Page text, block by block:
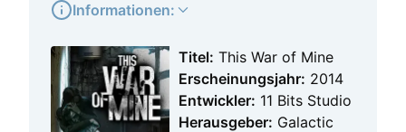
Informationen:
Titel: This War of Mine
Erscheinungsjahr: 2014
Entwickler: 11 Bits Studio
Herausgeber: Galactic